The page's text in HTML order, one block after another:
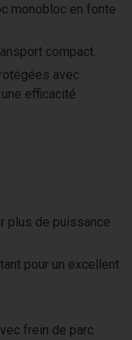
monobloc en fonte
compact.
avec
efficacité
plus de puissance
pour un excellent
frein de parc